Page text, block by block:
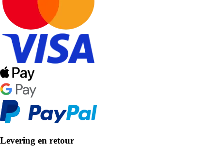
Levering en retour